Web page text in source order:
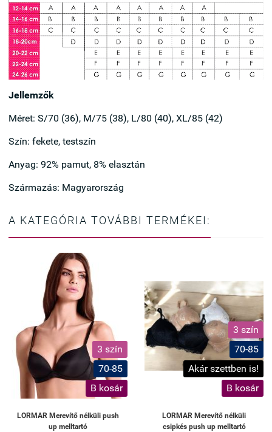
Jellemzők
Méret: S/70 (36), M/75 (38), L/80 (40), XL/85 (42)
Szín: fekete, testszín
Anyag: 92% pamut, 8% elasztán
Származás: Magyarország
A KATEGÓRIA TOVÁBBI TERMÉKEI:
3 szín
70-85
B kosár
LORMAR Merevítő nélküli push
up melltartó
3 szín
70-85
Akár szettben is!
B kosár
LORMAR Merevítő nélküli
csipkés push up melltartó